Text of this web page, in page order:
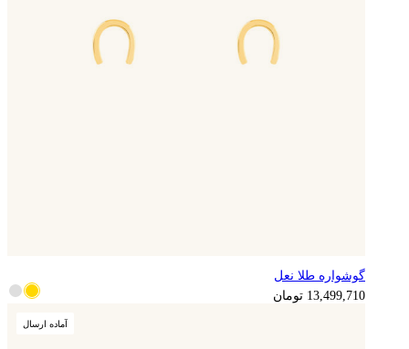
3,374,928
گوشواره طلا نعل
13,499,710 تومان
آماده ارسال